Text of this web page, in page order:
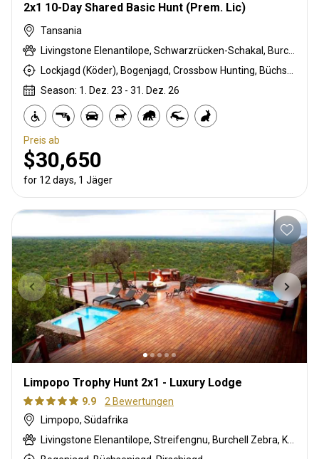
2x1 10-Day Shared Basic Hunt (Prem. Lic)
Tansania
Season: 1. Dez. 23 - 31. Dez. 26
Preis ab
$30,650
for 12 days, 1 Jäger
Limpopo Trophy Hunt 2x1 - Luxury Lodge
9.9
2 Bewertungen
Limpopo, Südafrika
Livingstone Elenantilope, Streifengnu, Burchell Zebra, Kronenducker, Spießbock, Giraffe, Impala, Kudu, Limpopo Buschbock, Nyala Antilope, Strauß, Südafrikanische Kuhantilope, Zobel, Tüpfelhyäne, Steinböckchen, Warzenschwein, Wasserbock